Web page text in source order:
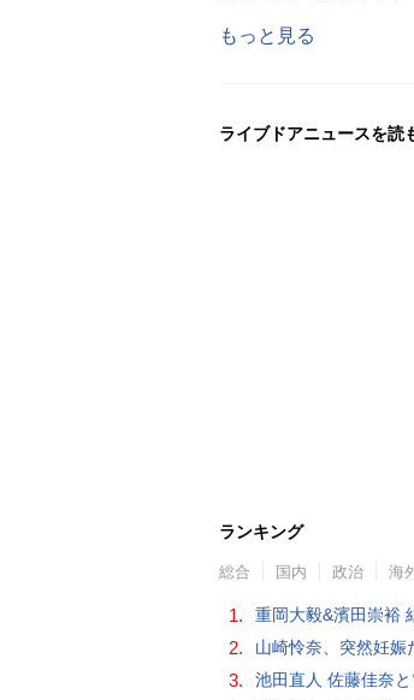
もっと見る
ライブドアニュースを読
ランキング
総合 国内 政治 海
1. 重岡大毅&濱田崇裕
2. 山崎怜奈、突然妊娠
3. 池田直人 佐藤佳奈